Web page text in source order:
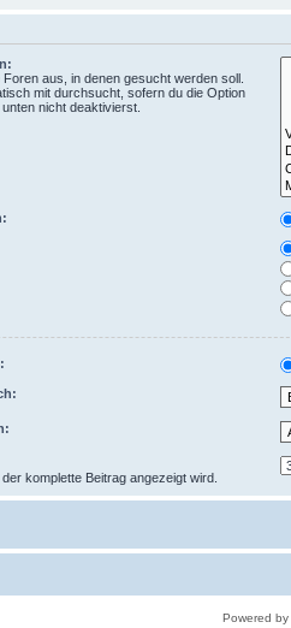
aus, in denen gesucht werden soll.
mit durchsucht, sofern du die Option
nicht deaktivierst.
komplette Beitrag angezeigt wird.
Powered by